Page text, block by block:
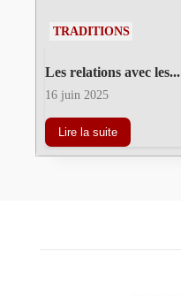
TRADITIONS
Les relations avec les...
16 juin 2025
Lire la suite